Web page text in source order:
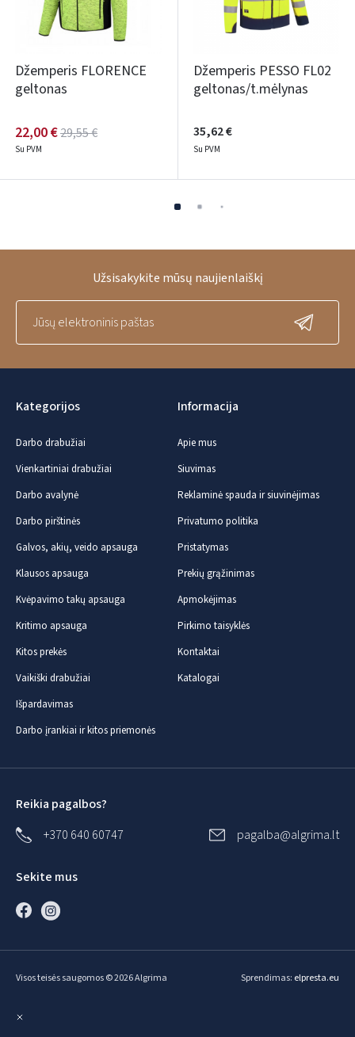
Džemperis FLORENCE
geltonas
22,00 €29,55 €
Su PVM
Džemperis PESSO FL02
geltonas/t.mėlynas
35,62 €
Su PVM
Kategorijos
Darbo drabužiai
Vienkartiniai drabužiai
Darbo avalynė
Darbo pirštinės
Galvos, akių, veido apsauga
Klausos apsauga
Kvėpavimo takų apsauga
Kritimo apsauga
Kitos prekės
Vaikiški drabužiai
Išpardavimas
Darbo įrankiai ir kitos priemonės
Informacija
Apie mus
Siuvimas
Reklaminė spauda ir siuvinėjimas
Privatumo politika
Pristatymas
Prekių grąžinimas
Apmokėjimas
Pirkimo taisyklės
Kontaktai
Katalogai
Užsisakykite mūsų naujienlaiškį
Reikia pagalbos?
+370 640 60747
pagalba@algrima.lt
Sekite mus
Visos teisės saugomos © 2026 Algrima Sprendimas: elpresta.eu